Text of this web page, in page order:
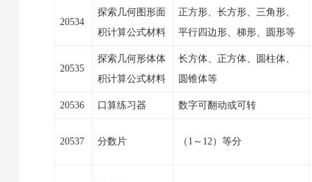
20534
探索几何图形面
积计算公式材料
正方形、长方形、三角形、
平行四边形、梯形、圆形等
20535
探索几何形体体
积计算公式材料
长方体、正方体、圆柱体、
圆锥体等
20536 口算练习器 数字可翻动或可转
20537 分数片 （1～12）等分